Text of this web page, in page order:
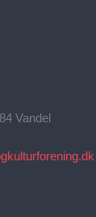
Vandel